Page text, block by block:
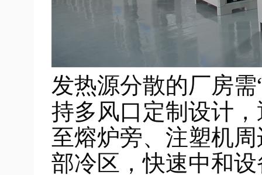
发热源分散的厂房
持多风口定制设计
至熔炉旁、注塑机
部冷区，快速中和